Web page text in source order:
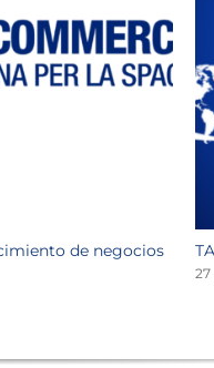
de negocios